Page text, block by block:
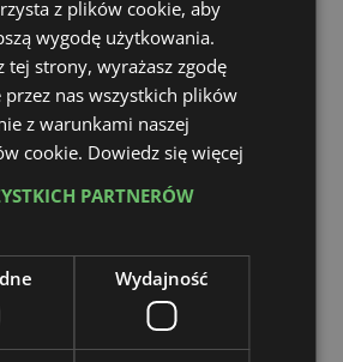
z plików cookie, aby
wygodę użytkowania.
tej strony, wyrażasz zgodę
przez nas wszystkich plików
z warunkami naszej
cookie. Dowiedz się więcej
PARTNERÓW
Wydajność